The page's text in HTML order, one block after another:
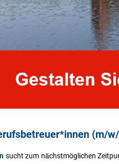
(m/
sucht zum nächstmöglichen